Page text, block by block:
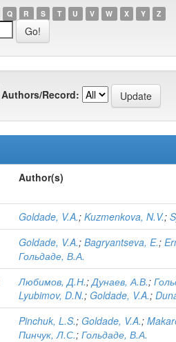
Q R S T U V W X Y Z
Authors/Record:
Author(s)
Goldade, V.A.; Kuzmenkova, N.V.;
Goldade, V.A.; Bagryantseva, E.;
Гольдаде, В.А.
Любимов, Д.Н.;Дунаев, А.В.;
Lyubimov, D.N.; Goldade, V.A.;
Pinchuk, L.S.; Goldade, V.A.;
Пинчук, Л.С.; Гольдаде, В.А.